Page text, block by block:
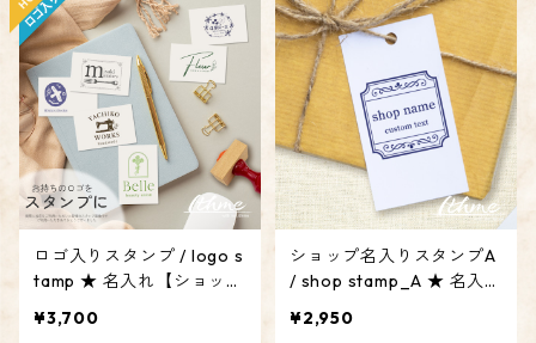
ロゴ入りスタンプ / logo s
tamp ★ 名入れ【ショップ
ジナル オーダーメイド 3c
¥3,700
ショップ名入りスタンプA
/ shop stamp_A ★ 名入れ
ウント オリジナル オーダ
¥2,950